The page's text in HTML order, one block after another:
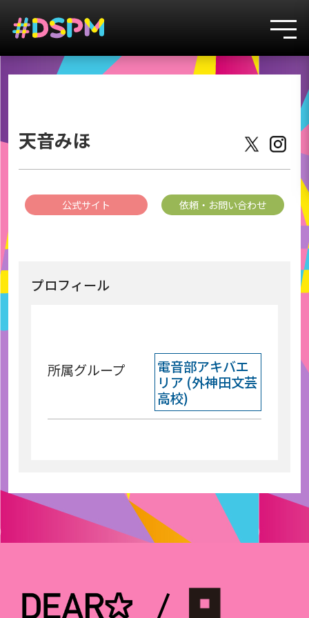
天音みほ
公式サイト 依頼・お問い合わせ
プロフィール
所属グループ
電音部アキバエ
リア (外神田文芸
高校)